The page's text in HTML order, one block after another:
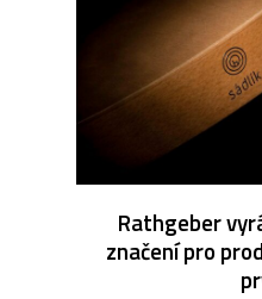
Rathgeber
značení pro